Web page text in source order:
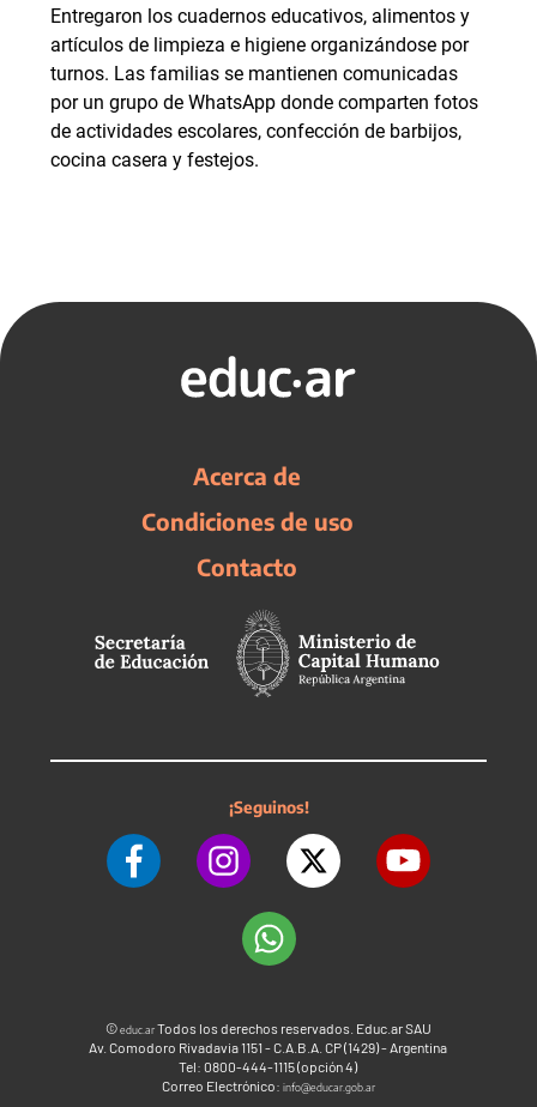
Entregaron los cuadernos educativos, alimentos y
artículos de limpieza e higiene organizándose por
turnos. Las familias se mantienen comunicadas
por un grupo de WhatsApp donde comparten fotos
de actividades escolares, confección de barbijos,
cocina casera y festejos.
Acerca de
Condiciones de uso
Contacto
¡Seguinos!
©educ.arTodos los derechos reservados. Educ.ar SAU
Av. Comodoro Rivadavia 1151 - C.A.B.A. CP (1429) - Argentina
Tel: 0800-444-1115 (opción 4)
Correo Electrónico: info@educar.gob.ar